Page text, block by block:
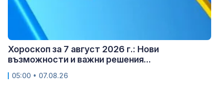
Хороскоп за 7 август 2026 г.: Нови
възможности и важни решения...
05:00 • 07.08.26